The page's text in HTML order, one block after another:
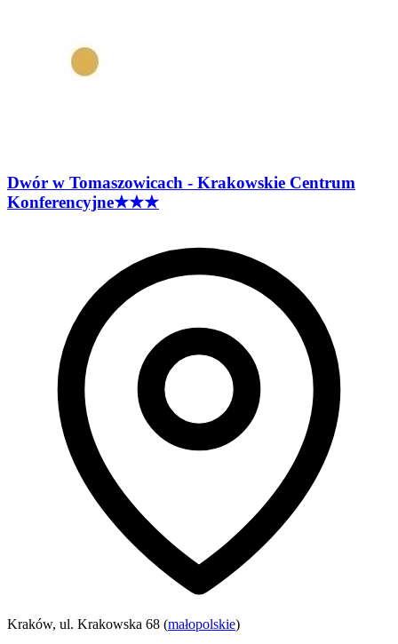
Dwór w Tomaszowicach - Krakowskie Centrum
Konferencyjne★★★
Kraków, ul. Krakowska 68 (małopolskie)